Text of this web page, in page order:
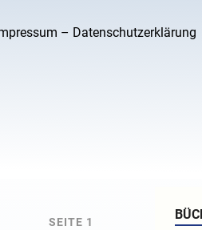
– Datenschutzerklärung
SEITE 1